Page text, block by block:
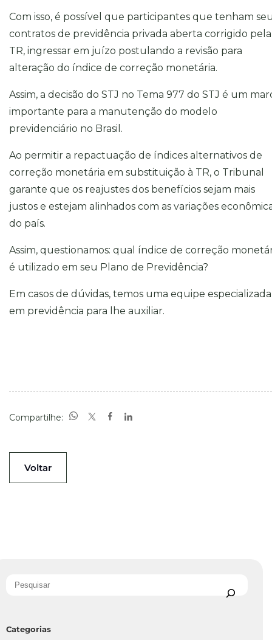
Com isso, é possível que participantes que tenham
contratos de previdência privada aberta corrigido pela
TR, ingressar em juízo postulando a revisão para
alteração do índice de correção monetária.
Assim, a decisão do STJ no Tema 977 do STJ é um
importante para a manutenção do modelo
previdenciário no Brasil.
Ao permitir a repactuação de índices alternativos de
correção monetária em substituição à TR, o Tribunal
garante que os reajustes dos benefícios sejam mais
justos e estejam alinhados com as variações
do país.
Assim, questionamos: qual índice de correção
é utilizado em seu Plano de Previdência?
Em casos de dúvidas, temos uma equipe especializada
em previdência para lhe auxiliar.
Compartilhe:
Voltar
Categorias